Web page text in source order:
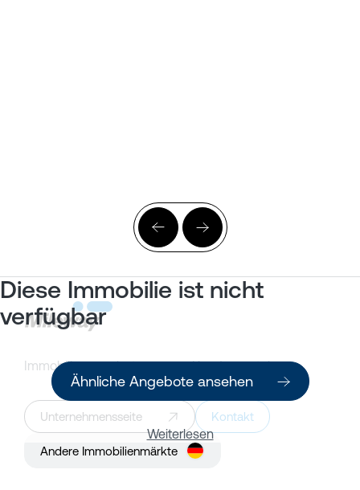
Diese Immobilie ist nicht
verfügbar
Ähnliche Angebote ansehen
Weiterlesen
Immobilienangebote Kundenportal
Unternehmensseite Kontakt
Andere Immobilienmärkte